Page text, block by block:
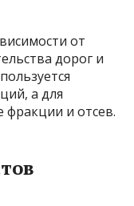
от
дорог и
а для
фракции и отсев.